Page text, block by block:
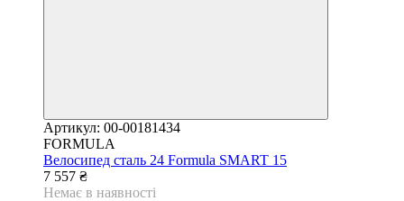
Артикул: 00-00181434
FORMULA
Велосипед сталь 24 Formula SMART 15
7 557 ₴
Немає в наявності